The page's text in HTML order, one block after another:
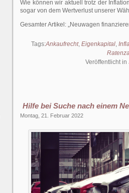
Wie können wir aktuell trotz der
sogar von dem Wertverlust unserer
Gesamter Artikel:
Neuwagen
Tags:Ankaufrecht, Eigenkapital,
Veröffentlicht in
Hilfe bei Suche nach einem
Montag, 21. Februar 2022